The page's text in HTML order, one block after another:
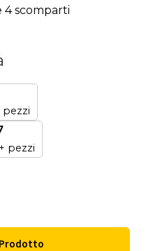
4 scomparti
pezzi
pezzi